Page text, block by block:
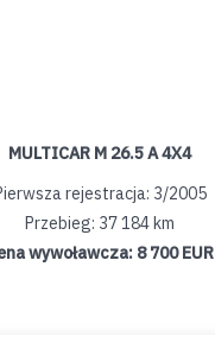
MULTICAR M 26.5 A 4X4
rejestracja: 3/2005
Przebieg: 37 184 km
wywoławcza: 8 700 EUR